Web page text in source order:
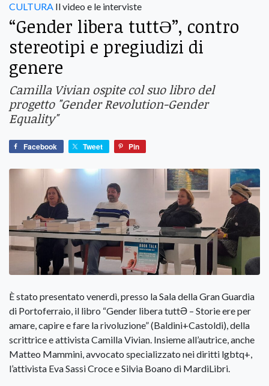
CULTURA Il video e le interviste
“Gender libera tuttӘ”, contro
stereotipi e pregiudizi di
genere
Camilla Vivian ospite col suo libro del
progetto "Gender Revolution-Gender
Equality"
Facebook Tweet Pin
È stato presentato venerdì, presso la Sala della Gran Guardia
di Portoferraio, il libro “Gender libera tuttӘ – Storie ere per
amare, capire e fare la rivoluzione” (Baldini+Castoldi), della
scrittrice e attivista Camilla Vivian. Insieme all’autrice, anche
Matteo Mammini, avvocato specializzato nei diritti lgbtq+,
l’attivista Eva Sassi Croce e Silvia Boano di MardiLibri.